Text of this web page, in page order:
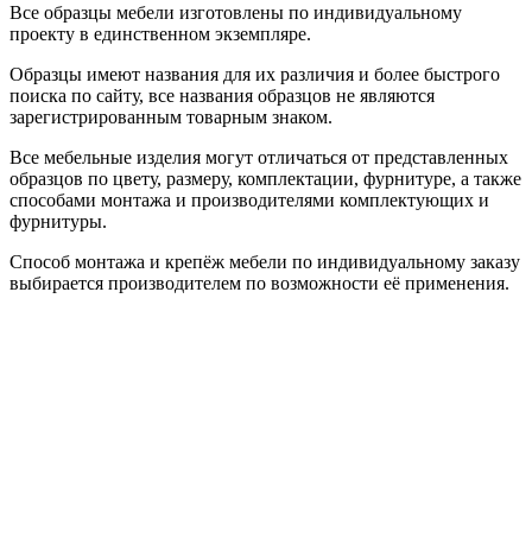
Все образцы мебели изготовлены по индивидуальному
проекту в единственном экземпляре.
Образцы имеют названия для их различия и более быстрого
поиска по сайту, все названия образцов не являются
зарегистрированным товарным знаком.
Все мебельные изделия могут отличаться от представленных
образцов по цвету, размеру, комплектации, фурнитуре, а также
способами монтажа и производителями комплектующих и
фурнитуры.
Способ монтажа и крепёж мебели по индивидуальному заказу
выбирается производителем по возможности её применения.